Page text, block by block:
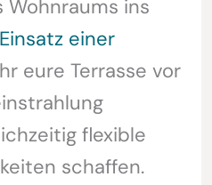
Wohnraums ins
einer
eure Terrasse vor
flexible
schaffen.